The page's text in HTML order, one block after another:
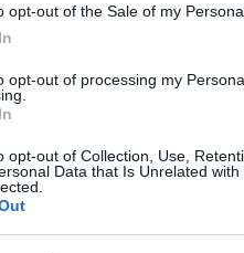
opt-out of the Sale of my
opt-out of processing my
opt-out of Collection, Use,
Data that Is Unrelated